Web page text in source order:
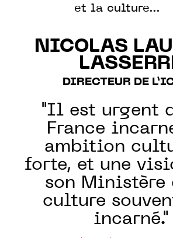
et la culture…
NICOLAS
DIRECTEUR DE
"Il est urgent
France
ambition
forte, et une
son Ministère
culture
incarné."